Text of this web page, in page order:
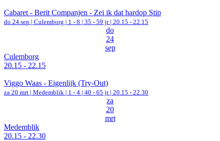
Cabaret - Berit Companjen - Zei ik dat hardop Stip
do 24 sep | Culemborg | 1 - 8 | 35 - 59 jr | 20.15 - 22.15
do
24
sep
Culemborg
20.15 - 22.15
Viggo Waas - Eigenlijk (Try-Out)
za 20 mrt | Medemblik | 1 - 4 | 40 - 65 jr | 20.15 - 22.30
za
20
mrt
Medemblik
20.15 - 22.30